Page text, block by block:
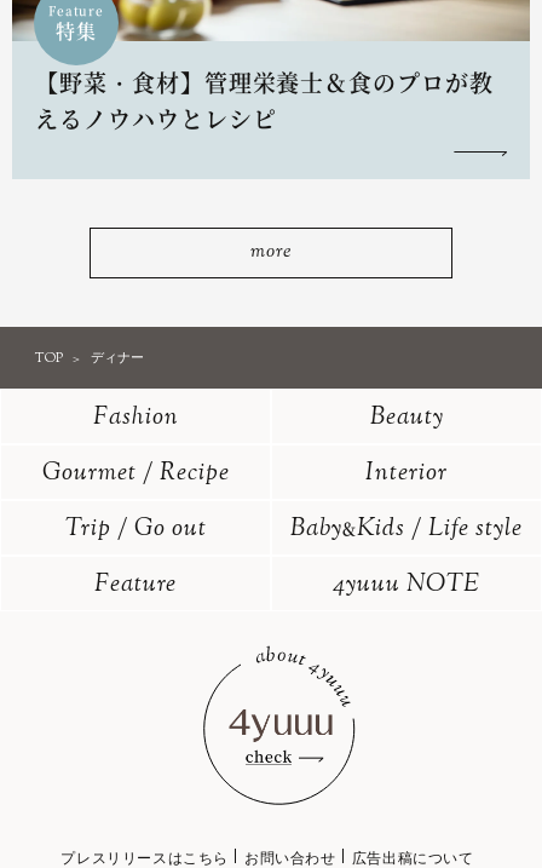
Feature
特集
【野菜・食材】管理栄養士＆食のプロが教
えるノウハウとレシピ
more
TOP ディナー
Fashion
Beauty
Gourmet / Recipe
Interior
Trip / Go out
Baby&Kids / Life style
Feature
4yuuu NOTE
プレスリリースはこちら お問い合わせ 広告出稿について